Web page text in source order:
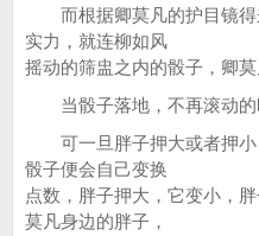
而根据卿莫凡的护目镜得
实力，就连柳如风
摇动的筛盅之内的骰子，卿
当骰子落地，不再滚动的
可一旦胖子押大或者押小
骰子便会自己变换
点数，胖子押大，它变小，
莫凡身边的胖子，